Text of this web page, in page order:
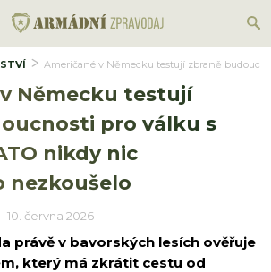
Američané v Německu testují zbraně
Německu testují
pro válku s
nikdy nic
nezkoušelo
10. června 2026
právě v bavorských lesích ověřuje
který má zkrátit cestu od